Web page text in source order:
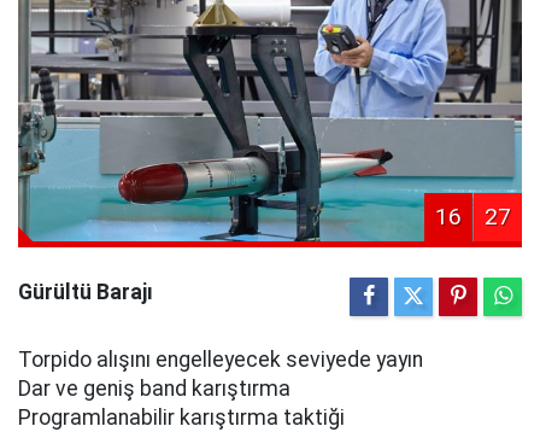
16 27
Gürültü Barajı
Torpido alışını engelleyecek seviyede yayın
Dar ve geniş band karıştırma
Programlanabilir karıştırma taktiği